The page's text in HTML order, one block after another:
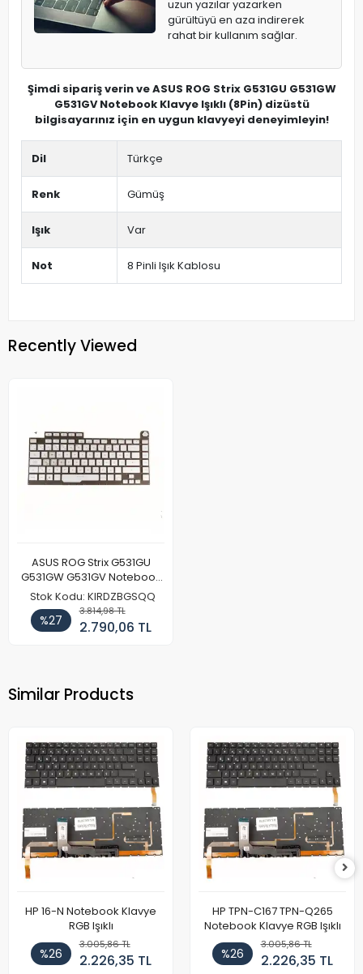
uzun yazılar yazarken
gürültüyü en aza indirerek
rahat bir kullanım sağlar.
Şimdi sipariş verin ve ASUS ROG Strix G531GU G531GW
G531GV Notebook Klavye Işıklı (8Pin) dizüstü
bilgisayarınız için en uygun klavyeyi deneyimleyin!
Dil Türkçe
Renk Gümüş
Işık Var
Not 8 Pinli Işık Kablosu
Recently Viewed
ASUS ROG Strix G531GU
G531GW G531GV Notebook
Klavye Işıklı (8Pin)
Stok Kodu: KIRDZBGSQQ
%27
3.814,98 TL
2.790,06 TL
Similar Products
HP 16-N Notebook Klavye
RGB Işıklı
%26
3.005,86 TL
2.226,35 TL
HP TPN-C167 TPN-Q265
Notebook Klavye RGB Işıklı
%26
3.005,86 TL
2.226,35 TL